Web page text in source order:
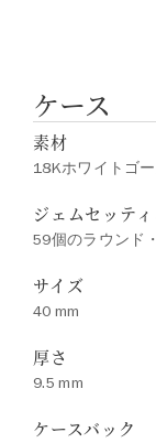
ケース
素材
18Kホワイトゴ
ジェムセッテ
59個のラウンド
サイズ
40 mm
厚さ
9.5 mm
ケースバック